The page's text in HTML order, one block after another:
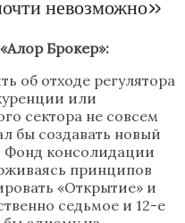
невозможно»
Брокер»:
об отходе регулятора
или
сектора не совсем
бы создавать новый
консолидации
принципов
«Открытие» и
седьмое и 12-е